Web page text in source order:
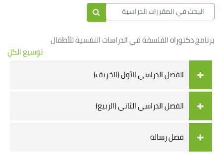
البحث في المقررات الدراسية
البحث في المقررات الدراسية
برنامج دكتوراه الفلسفة في الدراسات النفسية للأطفال
توسيع الكل
الفصل الدراسي الأول (الخريف)
الفصل الدراسي الثاني (الربيع)
فصل رسالة